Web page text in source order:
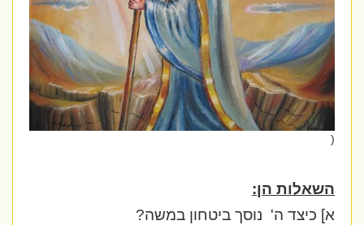
השאלות הן:
א] כיצד ה'
נוסך ביטחון במשה?